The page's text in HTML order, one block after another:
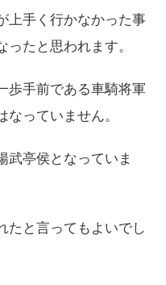
上手く行かなかった事
たと思われます。
歩手前である車騎将軍
っていません。
武亭侯となっていま
たと言ってもよいでし